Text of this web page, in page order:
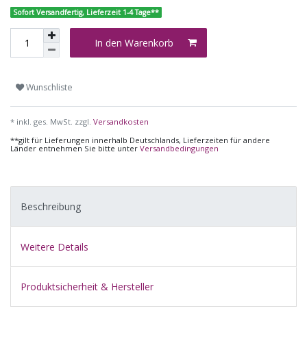
Sofort Versandfertig, Lieferzeit 1-4 Tage**
In den Warenkorb
Wunschliste
* inkl. ges. MwSt. zzgl. Versandkosten
**gilt für Lieferungen innerhalb Deutschlands, Lieferzeiten für andere
Länder entnehmen Sie bitte unter Versandbedingungen
Beschreibung
Weitere Details
Produktsicherheit & Hersteller